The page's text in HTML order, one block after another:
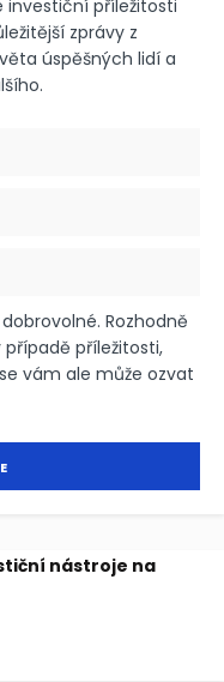
investiční příležitosti
zprávy z
úspěšných lidí a
Rozhodně
příležitosti,
vám ale může ozvat
nástroje na